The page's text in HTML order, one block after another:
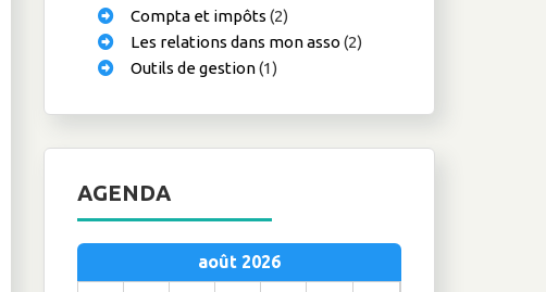
Compta et impôts (2)
Les relations dans mon asso (2)
Outils de gestion(1)
AGENDA
août 2026